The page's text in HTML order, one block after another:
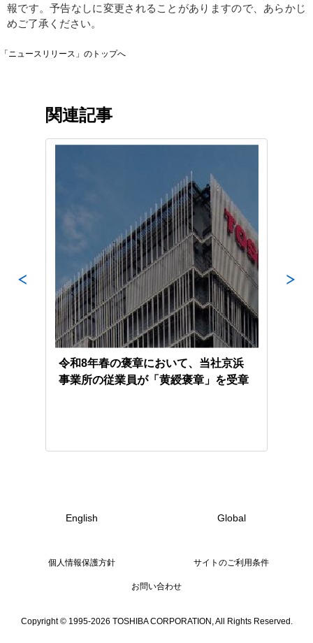
報です。予告なしに変更されることがありますので、あらかじ
めご了承ください。
「ニュースリリース」のトップへ
関連記事
令和8年春の褒章において、当社京浜
事業所の従業員が「黄綬褒章」を受章
English Global
個人情報保護方針 サイトのご利用条件
お問い合わせ
Copyright © 1995-2026 TOSHIBA CORPORATION, All Rights Reserved.